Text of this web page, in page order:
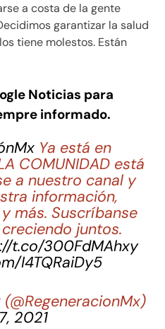
a costa de la gente
garantizar la salud
tiene molestos. Están
Noticias para
informado.
Ya está en
COMUNIDAD está
a nuestro canal y
información,
más. Suscríbanse
juntos.
t.co/300FdMAhxy
I4TQRaiDy5
2021